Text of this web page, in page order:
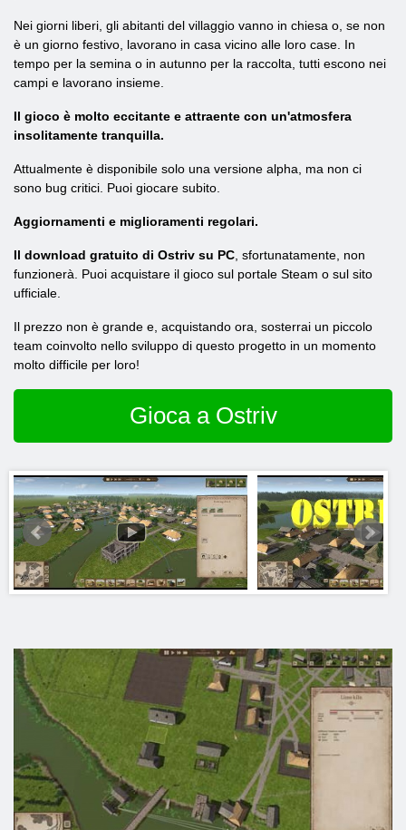
Nei giorni liberi, gli abitanti del villaggio vanno in chiesa o, se non
è un giorno festivo, lavorano in casa vicino alle loro case. In
tempo per la semina o in autunno per la raccolta, tutti escono nei
campi e lavorano insieme.
Il gioco è molto eccitante e attraente con un'atmosfera
insolitamente tranquilla.
Attualmente è disponibile solo una versione alpha, ma non ci
sono bug critici. Puoi giocare subito.
Aggiornamenti e miglioramenti regolari.
Il download gratuito di Ostriv su PC , sfortunatamente, non
funzionerà. Puoi acquistare il gioco sul portale Steam o sul sito
ufficiale.
Il prezzo non è grande e, acquistando ora, sosterrai un piccolo
team coinvolto nello sviluppo di questo progetto in un momento
molto difficile per loro!
Gioca a Ostriv